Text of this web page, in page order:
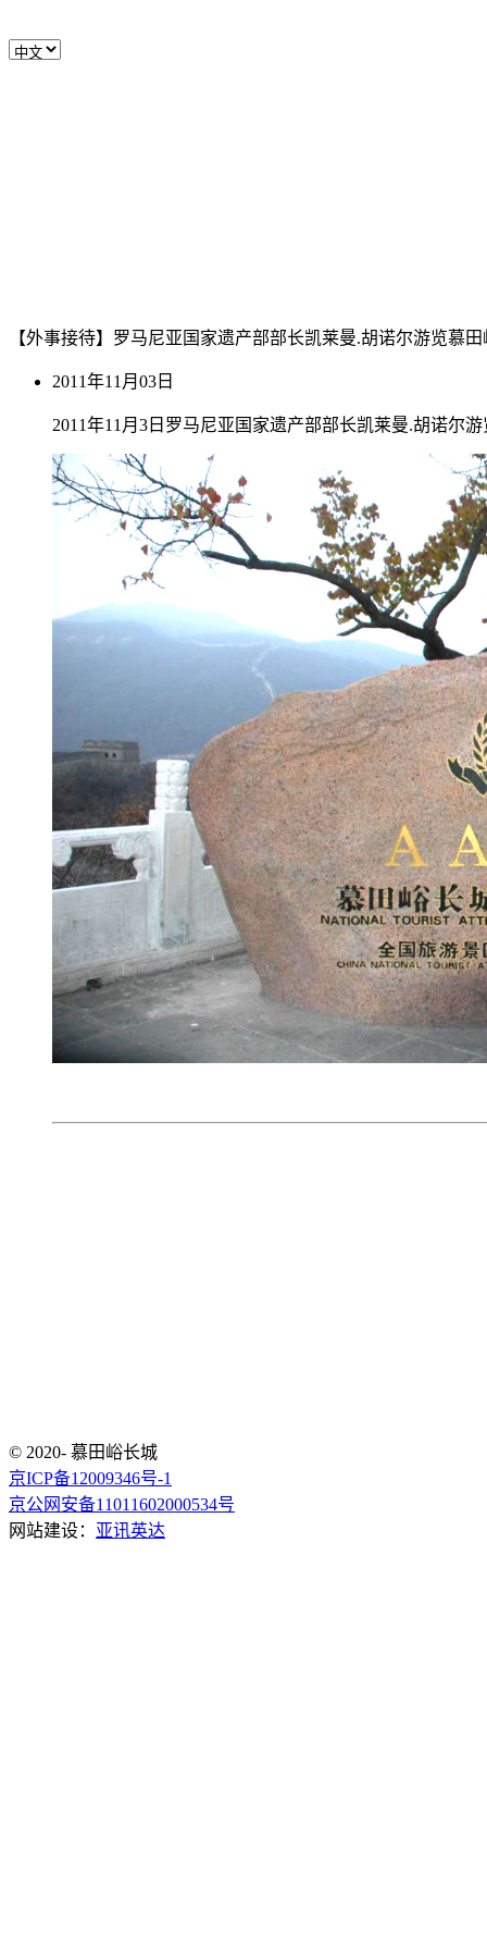
【外事接待】罗马尼亚国家遗产部部长凯莱曼.胡诺尔游览慕
2011年11月03日
2011年11月3日罗马尼亚国家遗产部部长凯莱曼.胡诺尔
© 2020- 慕田峪长城
京ICP备12009346号-1
京公网安备11011602000534号
网站建设： 亚讯英达